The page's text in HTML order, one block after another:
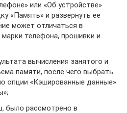
или «Об устройстве»
«Память» и развернуть ее
может отличаться в
телефона, прошивки и
вычисления занятого и
памяти, после чего выбрать
опции «Кэшированные данные»
было рассмотрено в